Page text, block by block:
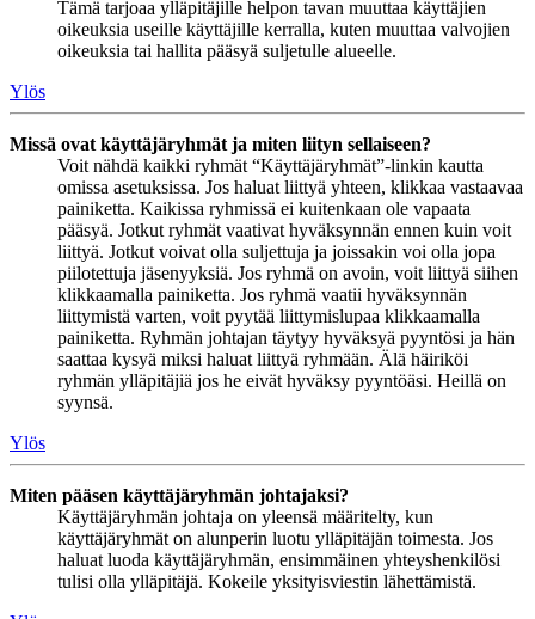
Tämä tarjoaa ylläpitäjille helpon tavan muuttaa käyttäjien
oikeuksia useille käyttäjille kerralla, kuten muuttaa valvojien
oikeuksia tai hallita pääsyä suljetulle alueelle.
Ylös
Missä ovat käyttäjäryhmät ja miten liityn sellaiseen?
Voit nähdä kaikki ryhmät “Käyttäjäryhmät”-linkin kautta
omissa asetuksissa. Jos haluat liittyä yhteen, klikkaa vastaavaa
painiketta. Kaikissa ryhmissä ei kuitenkaan ole vapaata
pääsyä. Jotkut ryhmät vaativat hyväksynnän ennen kuin voit
liittyä. Jotkut voivat olla suljettuja ja joissakin voi olla jopa
piilotettuja jäsenyyksiä. Jos ryhmä on avoin, voit liittyä siihen
klikkaamalla painiketta. Jos ryhmä vaatii hyväksynnän
liittymistä varten, voit pyytää liittymislupaa klikkaamalla
painiketta. Ryhmän johtajan täytyy hyväksyä pyyntösi ja hän
saattaa kysyä miksi haluat liittyä ryhmään. Älä häiriköi
ryhmän ylläpitäjiä jos he eivät hyväksy pyyntöäsi. Heillä on
syynsä.
Ylös
Miten pääsen käyttäjäryhmän johtajaksi?
Käyttäjäryhmän johtaja on yleensä määritelty, kun
käyttäjäryhmät on alunperin luotu ylläpitäjän toimesta. Jos
haluat luoda käyttäjäryhmän, ensimmäinen yhteyshenkilösi
tulisi olla ylläpitäjä. Kokeile yksityisviestin lähettämistä.